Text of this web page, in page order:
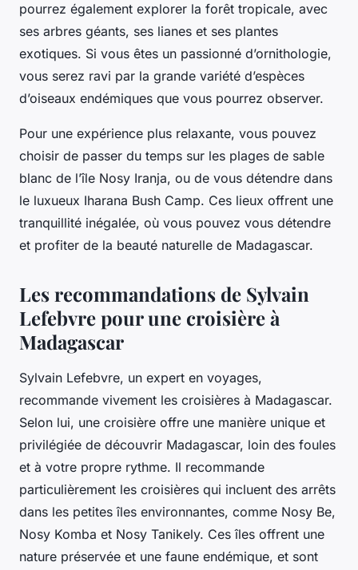
pourrez également explorer la forêt tropicale, avec
ses arbres géants, ses lianes et ses plantes
exotiques. Si vous êtes un passionné d’ornithologie,
vous serez ravi par la grande variété d’espèces
d’oiseaux endémiques que vous pourrez observer.
Pour une expérience plus relaxante, vous pouvez
choisir de passer du temps sur les plages de sable
blanc de l’île Nosy Iranja, ou de vous détendre dans
le luxueux Iharana Bush Camp. Ces lieux offrent une
tranquillité inégalée, où vous pouvez vous détendre
et profiter de la beauté naturelle de Madagascar.
Les recommandations de Sylvain
Lefebvre pour une croisière à
Madagascar
Sylvain Lefebvre, un expert en voyages,
recommande vivement les croisières à Madagascar.
Selon lui, une croisière offre une manière unique et
privilégiée de découvrir Madagascar, loin des foules
et à votre propre rythme. Il recommande
particulièrement les croisières qui incluent des arrêts
dans les petites îles environnantes, comme Nosy Be,
Nosy Komba et Nosy Tanikely. Ces îles offrent une
nature préservée et une faune endémique, et sont